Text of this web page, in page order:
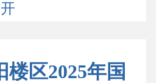
楼区2025年国